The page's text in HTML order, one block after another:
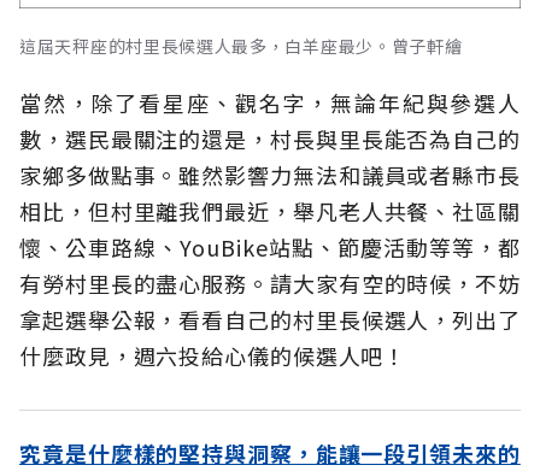
這屆天秤座的村里長候選人最多，白羊座最少。曾子軒繪
當然，除了看星座、觀名字，無論年紀與參選人
數，選民最關注的還是，村長與里長能否為自己的
家鄉多做點事。雖然影響力無法和議員或者縣市長
相比，但村里離我們最近，舉凡老人共餐、社區關
懷、公車路線、YouBike站點、節慶活動等等，都
有勞村里長的盡心服務。請大家有空的時候，不妨
拿起選舉公報，看看自己的村里長候選人，列出了
什麼政見，週六投給心儀的候選人吧！
究竟是什麼樣的堅持與洞察，能讓一段引領未來的